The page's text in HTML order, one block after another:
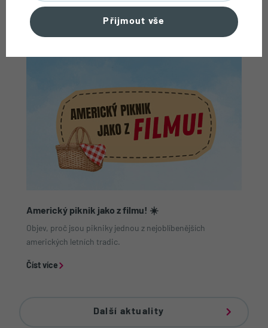
Co je nového v našem světě plném
dobrot?
Americký piknik jako z filmu! ☀️
Objev, proč jsou pikniky jednou z nejoblíbenějších
amerických letních tradic.
Číst více
Další aktuality
Přijmout vše